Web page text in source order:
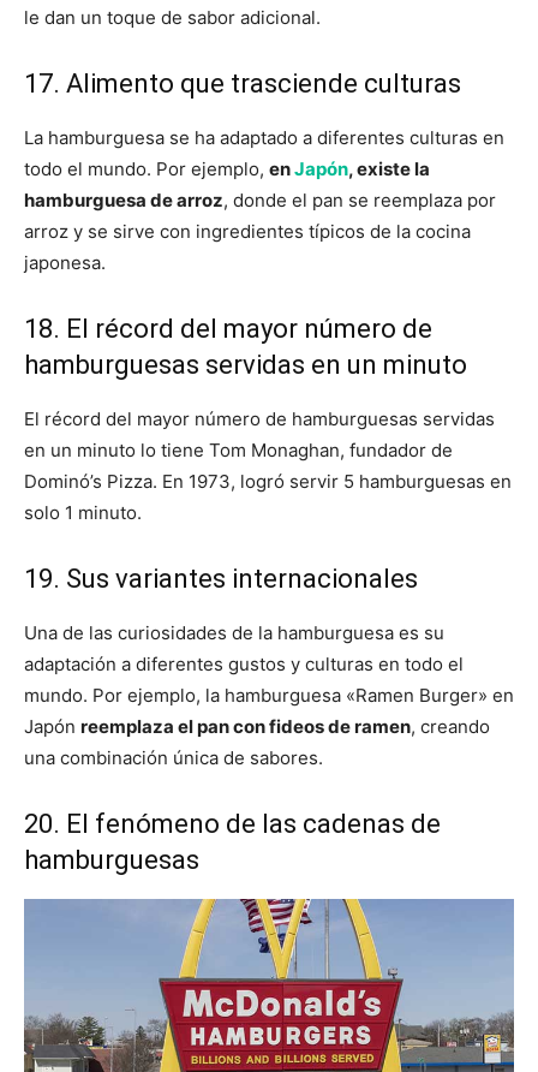
le dan un toque de sabor adicional.
17. Alimento que trasciende culturas
La hamburguesa se ha adaptado a diferentes culturas en
todo el mundo. Por ejemplo, enJapón, existe la
hamburguesa de arroz, donde el pan se reemplaza por
arroz y se sirve con ingredientes típicos de la cocina
japonesa.
18. El récord del mayor número de
hamburguesas servidas en un minuto
El récord del mayor número de hamburguesas servidas
en un minuto lo tiene Tom Monaghan, fundador de
Dominó’s Pizza. En 1973, logró servir 5 hamburguesas en
solo 1 minuto.
19. Sus variantes internacionales
Una de las curiosidades de la hamburguesa es su
adaptación a diferentes gustos y culturas en todo el
mundo. Por ejemplo, la hamburguesa «Ramen Burger» en
Japón reemplaza el pan con fideos de ramen, creando
una combinación única de sabores.
20. El fenómeno de las cadenas de
hamburguesas